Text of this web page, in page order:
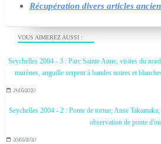
VOUS AIMEREZ AUSSI :
Seychelles 2004 - 3 : Parc Sainte Anne, visites du
murènes, anguille serpent à bandes noires et
24/05/2020
Seychelles 2004 - 2 : Ponte de tortue, Anse
observation de ponte
20/05/2020
Récupération divers articles